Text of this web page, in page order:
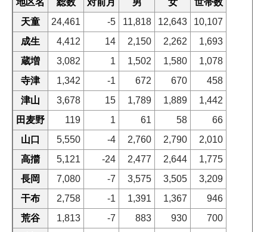
地区名
総数 対前月 男 女
世帯数
天童
24,461 -5 11,818 12,643
10,107
成生
4,412 14 2,150 2,262
1,693
蔵増
3,082 1 1,502 1,580
1,078
寺津
1,342 -1 672 670
458
津山
3,678 15 1,789 1,889
1,442
田麦野
119 1 61 58
66
山口
5,550 -4 2,760 2,790
2,010
高擶
5,121 -24 2,477 2,644
1,775
長岡
7,080 -7 3,575 3,505
3,209
干布
2,758 -1 1,391 1,367
946
荒谷
1,813 -7 883 930
700